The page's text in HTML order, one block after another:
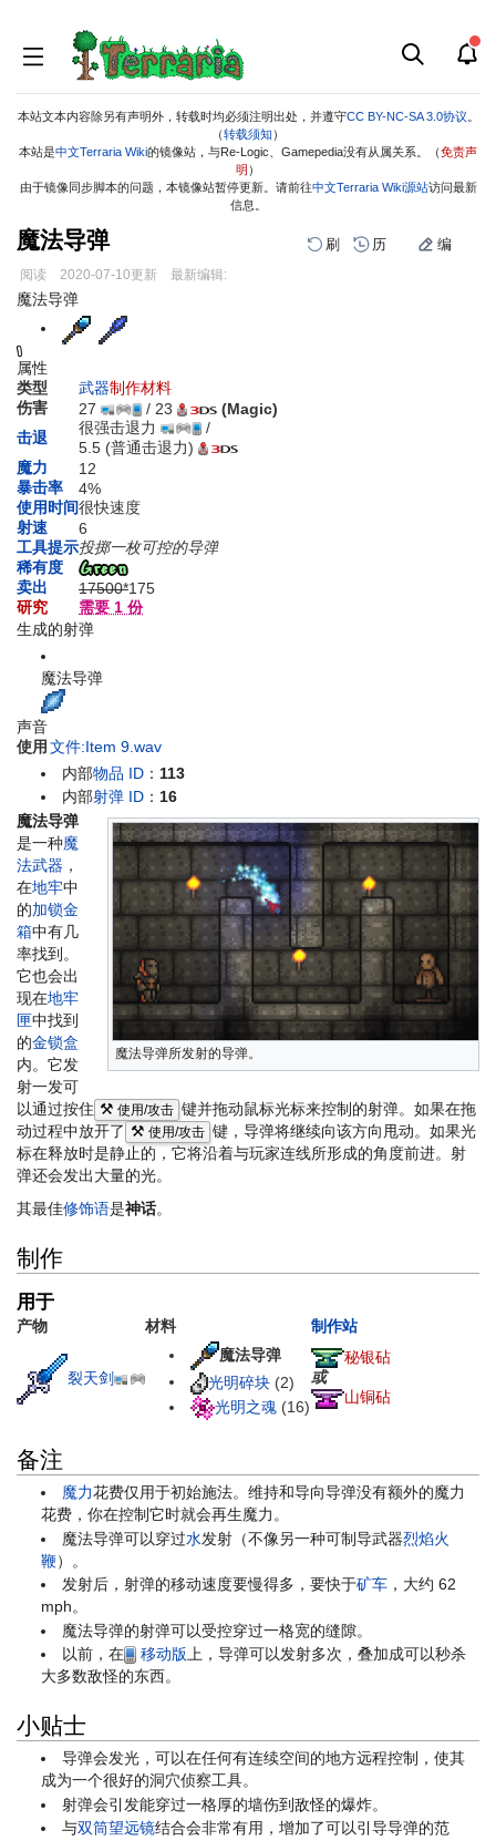
本站文本内容除另有声明外，转载时均必须注明出处，并遵守CC BY-NC-SA 3.0协议
（转载须知 ）
本站是中文Terraria Wiki的镜像站，与Re-Logic、Gamepedia没有从属关系。（免责声
明 ）
由于镜像同步脚本的问题，本镜像站暂停更新。请前往中文Terraria Wiki源站访问最新
信息。
魔法导弹 刷 历 编
阅读 2020-07-10更新 最新编辑:
跳
导
航
跳
搜
索
魔法导弹
属性
类型
武器制作材料
伤害
27 / 23
(Magic)
击退
很强击退力
/
5.5 (普通击退力)
魔力
12
暴击率
4%
使用时间很快速度
射速
6
工具提示投掷一枚可控的导弹
稀有度
卖出
17500*175
研究
需要 1 份
生成的射弹
魔法导弹
声音
使用文件:Item 9.wav
内部物品 ID ： 113
内部射弹 ID ： 16
魔法导弹所发射的导弹。
魔法导弹
是一种魔
法武器 ，
在地牢中
的加锁金
箱中有几
率找到。
它也会出
现在地牢
匣中找到
的金锁盒
内。它发
射一发可
以通过按住 ⚒ 使用/攻击 键并拖动鼠标光标来控制的射弹。如果在拖
动过程中放开了 ⚒ 使用/攻击 键，导弹将继续向该方向甩动。如果光
标在释放时是静止的，它将沿着与玩家连线所形成的角度前进。射
弹还会发出大量的光。
其最佳修饰语是神话。
制作
用于
产物 材料 制作站
裂天剑
魔法导弹
光明碎块 (2)
光明之魂 (16)
秘银砧
或
山铜砧
备注
魔力花费仅用于初始施法。维持和导向导弹没有额外的魔力
花费，你在控制它时就会再生魔力。
魔法导弹可以穿过水发射（不像另一种可制导武器烈焰火
鞭）。
发射后，射弹的移动速度要慢得多，要快于矿车 ，大约 62
mph。
魔法导弹的射弹可以受控穿过一格宽的缝隙。
以前，在
移动版 上，导弹可以发射多次，叠加成可以秒杀
大多数敌怪的东西。
小贴士
导弹会发光，可以在任何有连续空间的地方远程控制，使其
成为一个很好的洞穴侦察工具。
射弹会引发能穿过一格厚的墙伤到敌怪的爆炸。
与双筒望远镜结合会非常有用，增加了可以引导导弹的范